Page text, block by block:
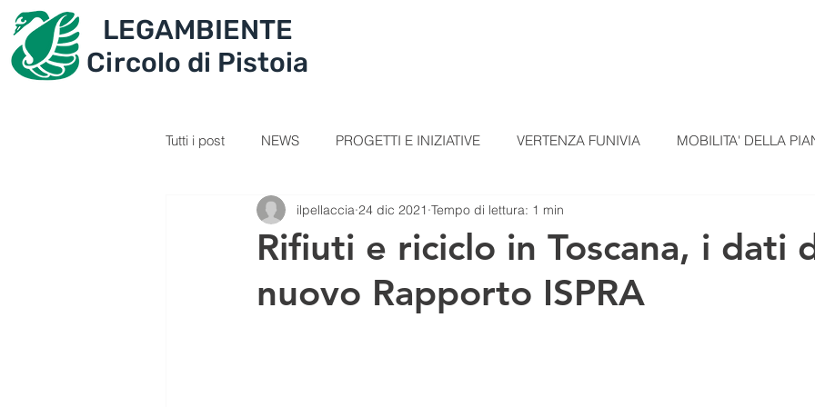
LEGAMBIENTE
Circolo di Pistoia
Tutti i post NEWS PROGETTI E INIZIATIVE VERTENZA FUNIVIA MOBILITA' DELLA
SEZIONE GIOVANI VIDEOLEZIONI COMUNICATI STAMPA
PERCORSI RICETTE Comunicato Progetto FarmCom provvisori
Rifiuti e riciclo in Toscana, i dati
nuovo Rapporto ISPRA
ilpellaccia 24 dic 2021 Tempo di lettura: 1 min